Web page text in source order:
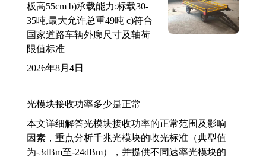
板高55cm b)承载能力:标载30-
35吨,最大允许总重49吨 c)符合
国家道路车辆外廓尺寸及轴荷
限值标准
2026年8月4日
光模块接收功率多少是正常
本文详细解答光模块接收功率的正常范围及影响
因素，重点分析千兆光模块的收光标准（典型值
为-3dBm至-24dBm），并提供不同速率光模块的